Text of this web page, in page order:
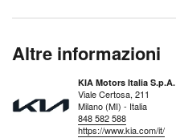
Altre informazioni
KIA Motors Italia S.p.A.
Viale Certosa, 211
Milano (MI) - Italia
848 582 588
https://www.kia.com/it/